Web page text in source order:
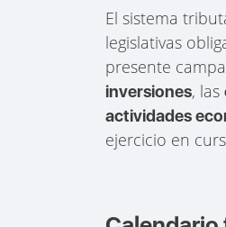
El sistema
legislativas
presente
inversiones, las
actividades
ejercicio en